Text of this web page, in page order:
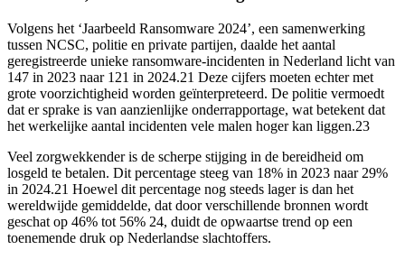
Volgens het ‘Jaarbeeld Ransomware 2024’, een samenwerking
tussen NCSC, politie en private partijen, daalde het aantal
geregistreerde unieke ransomware-incidenten in Nederland licht van
147 in 2023 naar 121 in 2024.21 Deze cijfers moeten echter met
grote voorzichtigheid worden geïnterpreteerd. De politie vermoedt
dat er sprake is van aanzienlijke onderrapportage, wat betekent dat
het werkelijke aantal incidenten vele malen hoger kan liggen.23
Veel zorgwekkender is de scherpe stijging in de bereidheid om
losgeld te betalen. Dit percentage steeg van 18% in 2023 naar 29%
in 2024.21 Hoewel dit percentage nog steeds lager is dan het
wereldwijde gemiddelde, dat door verschillende bronnen wordt
geschat op 46% tot 56% 24, duidt de opwaartse trend op een
toenemende druk op Nederlandse slachtoffers.